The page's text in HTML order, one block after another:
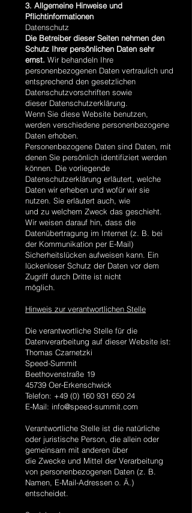
3. Allgemeine Hinweise und
Pflichtinformationen
Datenschutz
Die Betreiber dieser Seiten nehmen den
Schutz Ihrer persönlichen Daten sehr
ernst. Wir behandeln Ihre
personenbezogenen Daten vertraulich und
entsprechend den gesetzlichen
Datenschutzvorschriften sowie
dieser Datenschutzerklärung.
Wenn Sie diese Website benutzen,
werden verschiedene personenbezogene
Daten erhoben.
Personenbezogene Daten sind Daten, mit
denen Sie persönlich identifiziert werden
können. Die vorliegende
Datenschutzerklärung erläutert, welche
Daten wir erheben und wofür wir sie
nutzen. Sie erläutert auch, wie
und zu welchem Zweck das geschieht.
Wir weisen darauf hin, dass die
Datenübertragung im Internet (z. B. bei
der Kommunikation per E-Mail)
Sicherheitslücken aufweisen kann. Ein
lückenloser Schutz der Daten vor dem
Zugriff durch Dritte ist nicht
möglich.
Hinweis zur verantwortlichen Stelle
Die verantwortliche Stelle für die
Datenverarbeitung auf dieser Website ist:
Thomas Czarnetzki
Speed-Summit
Beethovenstraße 19
45739 Oer-Erkenschwick
Telefon: +49 (0) 160 931 650 24
E-Mail: info@speed-summit.com
Verantwortliche Stelle ist die natürliche
oder juristische Person, die allein oder
gemeinsam mit anderen über
die Zwecke und Mittel der Verarbeitung
von personenbezogenen Daten (z. B.
Namen, E-Mail-Adressen o. Ä.)
entscheidet.